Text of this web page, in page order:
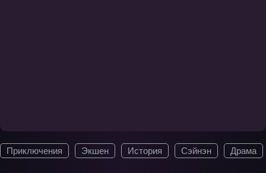
Приключения Экшен История Сэйнэн Драма